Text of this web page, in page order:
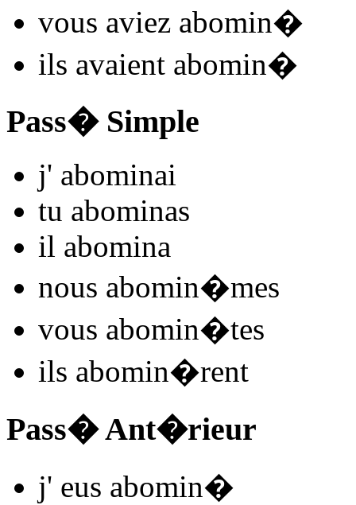
vous aviez abomin�
ils avaient abomin�
Pass� Simple
j' abominai
tu abominas
il abomina
nous abomin�mes
vous abomin�tes
ils abomin�rent
Pass� Ant�rieur
j' eus abomin�